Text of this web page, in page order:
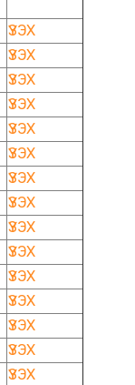
ҮЗЭХ
ҮЗЭХ
ҮЗЭХ
ҮЗЭХ
ҮЗЭХ
ҮЗЭХ
ҮЗЭХ
ҮЗЭХ
ҮЗЭХ
ҮЗЭХ
ҮЗЭХ
ҮЗЭХ
ҮЗЭХ
ҮЗЭХ
ҮЗЭХ